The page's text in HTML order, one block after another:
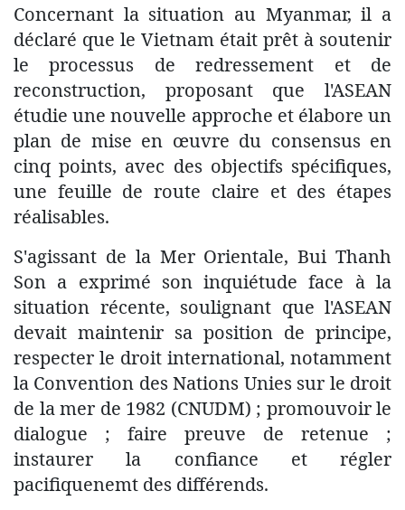
Concernant la situation au Myanmar, il a
déclaré que le Vietnam était prêt à soutenir
le processus de redressement et de
reconstruction, proposant que l'ASEAN
étudie une nouvelle approche et élabore un
plan de mise en œuvre du consensus en
cinq points, avec des objectifs spécifiques,
une feuille de route claire et des étapes
réalisables.
S'agissant de la Mer Orientale, Bui Thanh
Son a exprimé son inquiétude face à la
situation récente, soulignant que l'ASEAN
devait maintenir sa position de principe,
respecter le droit international, notamment
la Convention des Nations Unies sur le droit
de la mer de 1982 (CNUDM) ; promouvoir le
dialogue ; faire preuve de retenue ;
instaurer la confiance et régler
pacifiquenemt des différends.